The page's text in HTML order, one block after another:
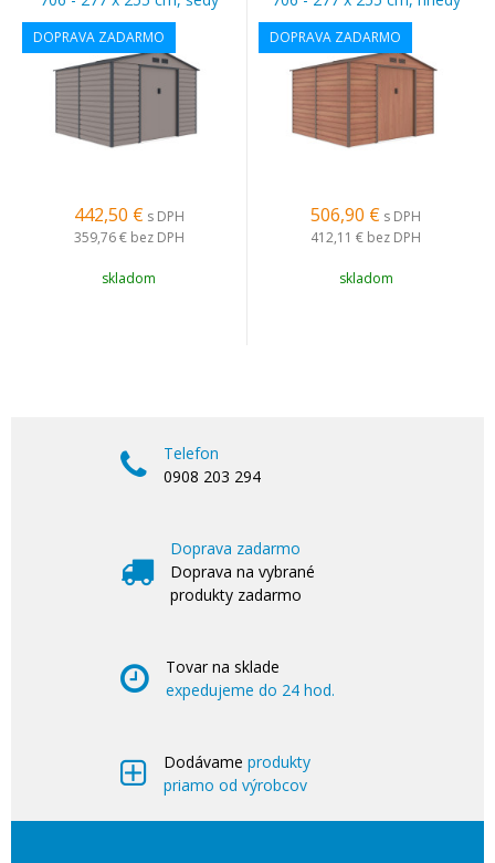
DOPRAVA ZADARMO
442,50 € s DPH
359,76 € bez DPH
skladom
DOPRAVA ZADARMO
506,90 € s DPH
412,11 € bez DPH
skladom
Telefon
0908 203 294
Doprava zadarmo
Doprava na vybrané
produkty zadarmo
Tovar na sklade
expedujeme do 24 hod.
Dodávame produkty
priamo od výrobcov